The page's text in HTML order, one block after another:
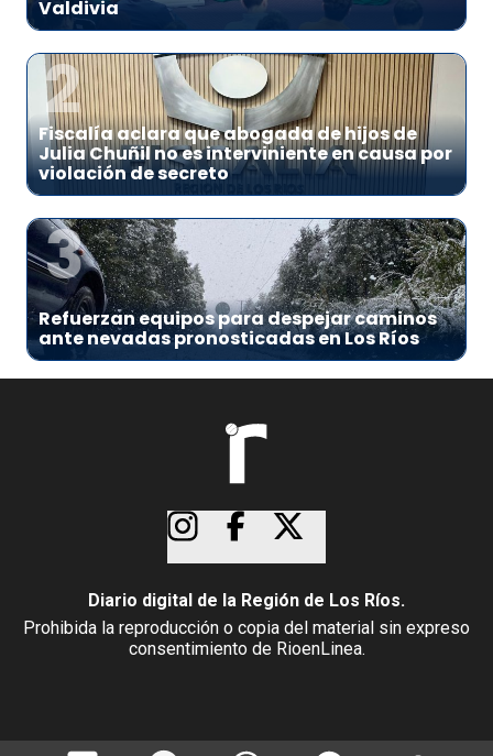
Valdivia
2
Fiscalía aclara que abogada de hijos de
Julia Chuñil no es interviniente en causa por
violación de secreto
3
Refuerzan equipos para despejar caminos
ante nevadas pronosticadas en Los Ríos
Diario digital de la Región de Los Ríos.
Prohibida la reproducción o copia del material sin expreso
consentimiento de RioenLinea.